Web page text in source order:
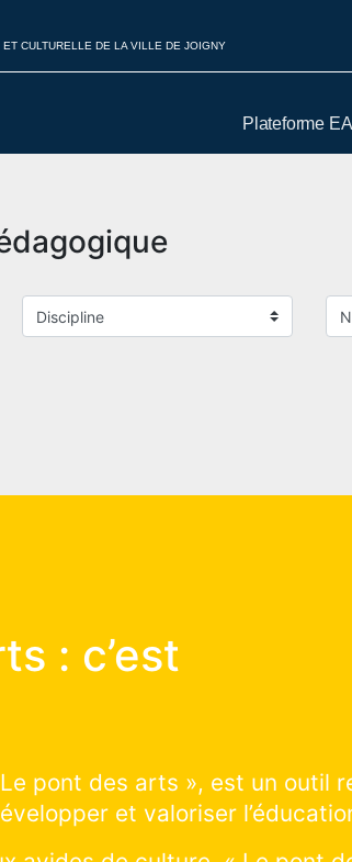
ET CULTURELLE DE LA VILLE DE JOIGNY
Plateforme
arts :
marche ?
avec nous les
le territoire : cliquer et